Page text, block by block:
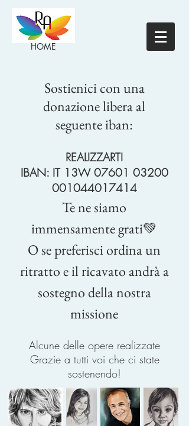
HOME
Sostienici con una
donazione libera al
seguente iban:
REALIZZARTI
IBAN: IT 13W07601 03200
001044017414
Te ne siamo
immensamente grati💚
O se preferisci ordina un
ritratto e il ricavato andrà a
sostegno della nostra
missione
Alcune delle opere realizzate
Grazie a tutti voi che ci state
sostenendo!